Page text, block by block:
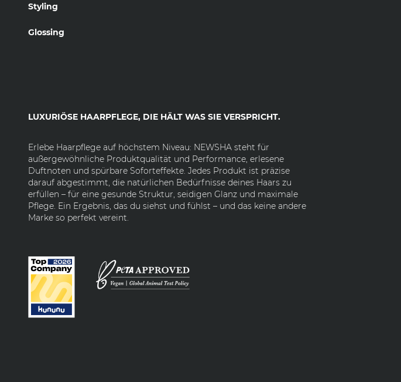
Styling
Glossing
LUXURIÖSE HAARPFLEGE, DIE HÄLT WAS SIE VERSPRICHT.
Erlebe Haarpflege auf höchstem Niveau: NEWSHA steht für
außergewöhnliche Produktqualität und Performance, erlesene
Duftnoten und spürbare Soforteffekte. Jedes Produkt ist präzise
darauf abgestimmt, die natürlichen Bedürfnisse deines Haars zu
erfüllen – für eine gesunde Struktur, seidigen Glanz und maximale
Pflege. Ein Ergebnis, das du siehst und fühlst – und das keine andere
Marke so perfekt vereint.